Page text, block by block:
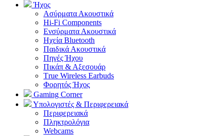
Ήχος
Ασύρματα Ακουστικά
Hi-Fi Components
Ενσύρματα Ακουστικά
Ηχεία Bluetooth
Παιδικά Ακουστικά
Πηγές Ήχου
Πικάπ & Αξεσουάρ
Τrue Wireless Earbuds
Φορητός Ήχος
Gaming Corner
Υπολογιστές & Περιφερειακά
Περιφερειακά
Πληκτρολόγια
Webcams